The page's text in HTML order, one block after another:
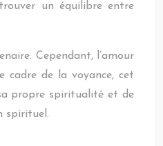
un équilibre entre
Cependant, l’amour
cadre de la voyance, cet
propre spiritualité et de
spirituel.